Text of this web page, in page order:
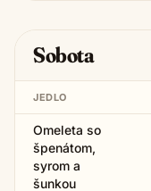
Sobota
JEDLO
Omeleta so
špenátom,
syrom a
šunkou